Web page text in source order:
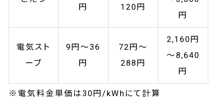
円
120円
円
電気スト
ーブ
9円～36
円
72円～
288円
2,160円
～8,640
円
※電気料金単価は30円/kWhにて計算